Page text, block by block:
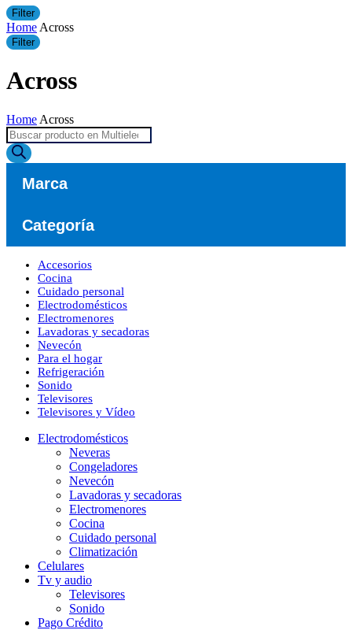
Filter
Home Across
Filter
Across
Home Across
Búsqueda
de
productos
Marca
Categoría
Accesorios
Cocina
Cuidado personal
Electrodomésticos
​Electromenores
Lavadoras y secadoras
Nevecón
Para el hogar
Refrigeración
Sonido
Televisores
Televisores y Vídeo
Electrodomésticos
Neveras
Congeladores
Nevecón
Lavadoras y secadoras
​Electromenores
Cocina
Cuidado personal
Climatización
Celulares
Tv y audio
Televisores
Sonido
Pago Crédito